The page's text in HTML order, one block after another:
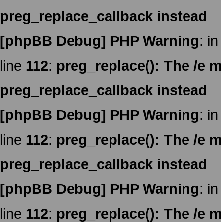
preg_replace_callback instead
[phpBB Debug] PHP Warning:
line 112: preg_replace(): The /e
preg_replace_callback instead
[phpBB Debug] PHP Warning:
line 112: preg_replace(): The /e
preg_replace_callback instead
[phpBB Debug] PHP Warning:
line 112: preg_replace(): The /e